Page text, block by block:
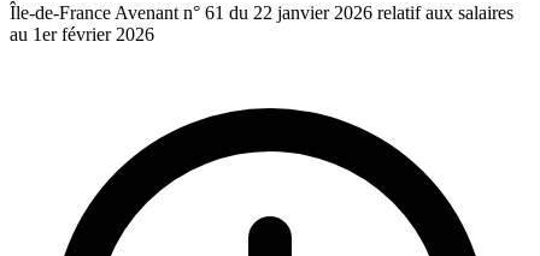
Île-de-France Avenant n° 61 du 22 janvier 2026 relatif aux salaires
au 1er février 2026